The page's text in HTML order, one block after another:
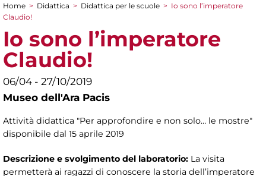
Tu sei qui
Home > Didattica > Didattica per le scuole > Io sono l’imperatore
Claudio!
Io sono l’imperatore
Claudio!
06/04 - 27/10/2019
Museo dell'Ara Pacis
Attività didattica "Per approfondire e non solo… le mostre"
disponibile dal 15 aprile 2019
Descrizione e svolgimento del laboratorio: La visita
permetterà ai ragazzi di conoscere la storia dell’imperatore